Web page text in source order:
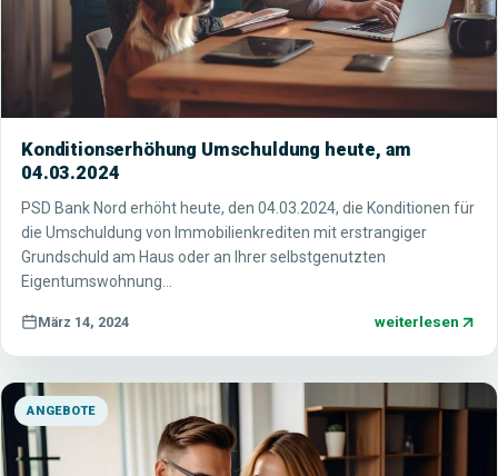
Konditionserhöhung Umschuldung heute, am
04.03.2024
PSD Bank Nord erhöht heute, den 04.03.2024, die Konditionen für
die Umschuldung von Immobilienkrediten mit erstrangiger
Grundschuld am Haus oder an Ihrer selbstgenutzten
Eigentumswohnung…
März 14, 2024 weiterlesen
ANGEBOTE